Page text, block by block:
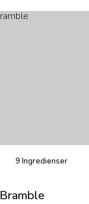
9 Ingredienser
Bramble